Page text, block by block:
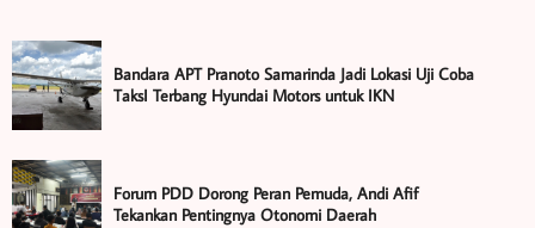
Bandara APT Pranoto Samarinda Jadi Lokasi Uji Coba
TaksI Terbang Hyundai Motors untuk IKN
Forum PDD Dorong Peran Pemuda, Andi Afif
Tekankan Pentingnya Otonomi Daerah